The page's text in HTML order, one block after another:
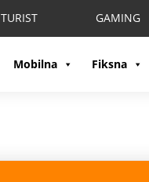
TURIST GAMING
Mobilna Fiksna